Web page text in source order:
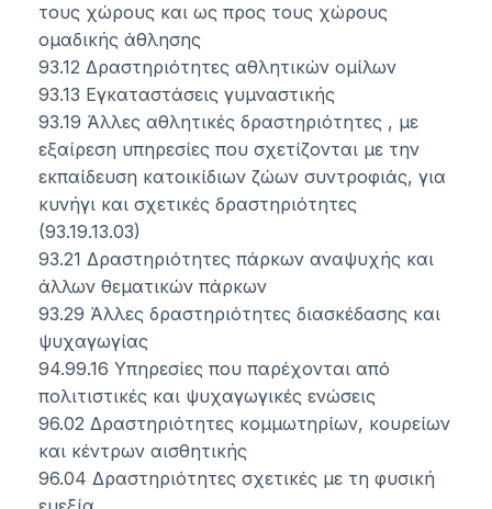
τους χώρους και ως προς τους χώρους
ομαδικής άθλησης
93.12 Δραστηριότητες αθλητικών ομίλων
93.13 Εγκαταστάσεις γυμναστικής
93.19 Άλλες αθλητικές δραστηριότητες , με
εξαίρεση υπηρεσίες που σχετίζονται με την
εκπαίδευση κατοικίδιων ζώων συντροφιάς, για
κυνήγι και σχετικές δραστηριότητες
(93.19.13.03)
93.21 Δραστηριότητες πάρκων αναψυχής και
άλλων θεματικών πάρκων
93.29 Άλλες δραστηριότητες διασκέδασης και
ψυχαγωγίας
94.99.16 Υπηρεσίες που παρέχονται από
πολιτιστικές και ψυχαγωγικές ενώσεις
96.02 Δραστηριότητες κομμωτηρίων, κουρείων
και κέντρων αισθητικής
96.04 Δραστηριότητες σχετικές με τη φυσική